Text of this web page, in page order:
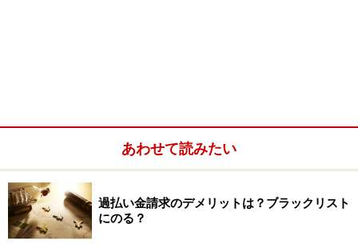
あわせて読みたい
過払い金請求のデメリットは？ブラックリスト
にのる？